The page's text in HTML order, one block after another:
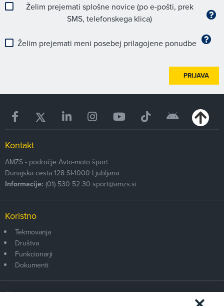
Želim prejemati splošne novice (po e-pošti, prek
SMS, telefonskega klica)
Želim prejemati meni posebej prilagojene ponudbe
PRIJAVA
Kontakt
AMZS - področje Avto-moto šport
Dunajska cesta 128 SI-1000 Ljubljana
Informacije: (01) 530 52 30 sport@amzs.si
Koristno
Tekmovanja
Društva
Funkcionarji
Dokumenti